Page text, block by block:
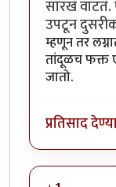
सारखं
उपटून
म्हणून तर
तांदूळच फक्त
जातो.
प्रतिसाद